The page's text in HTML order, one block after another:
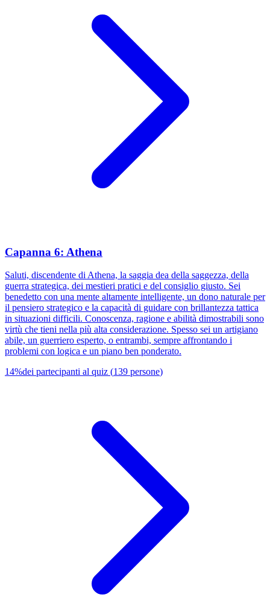
Capanna 6: Athena
Saluti, discendente di Athena, la saggia dea della saggezza, della
guerra strategica, dei mestieri pratici e del consiglio giusto. Sei
benedetto con una mente altamente intelligente, un dono naturale per
il pensiero strategico e la capacità di guidare con brillantezza tattica
in situazioni difficili. Conoscenza, ragione e abilità dimostrabili sono
virtù che tieni nella più alta considerazione. Spesso sei un artigiano
abile, un guerriero esperto, o entrambi, sempre affrontando i
problemi con logica e un piano ben ponderato.
14%dei partecipanti al quiz (139 persone)